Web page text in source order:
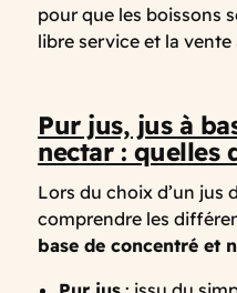
pour que les boissons
libre service et la vente
Pur jus, jus à
nectar : quelles
Lors du choix d’un jus
comprendre les
base de concentré et